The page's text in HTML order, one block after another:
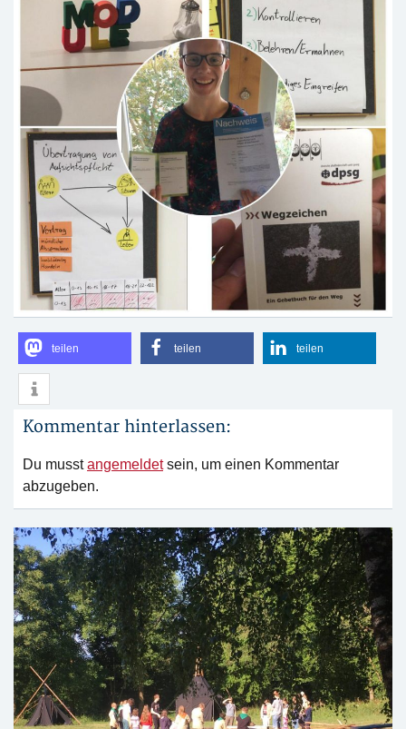
teilen teilen teilen
Kommentar hinterlassen:
Du musstangemeldetsein, um einen Kommentar
abzugeben.